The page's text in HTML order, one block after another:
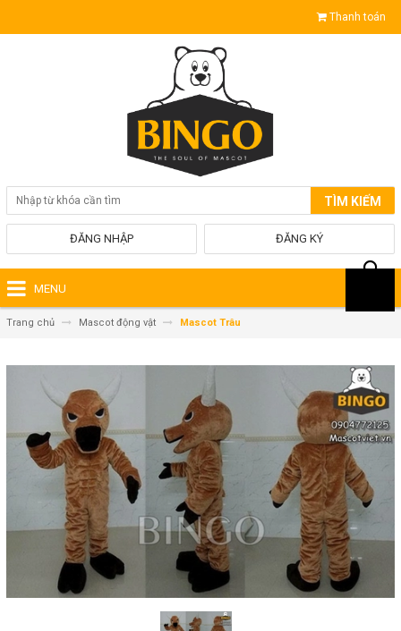
Thanh toán
TÌM KIẾM
ĐĂNG KÝ
ĐĂNG NHẬP
MENU
Trang chủ Mascot động vật Mascot Trâu